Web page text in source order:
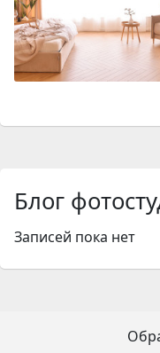
Блог
Записей пока нет